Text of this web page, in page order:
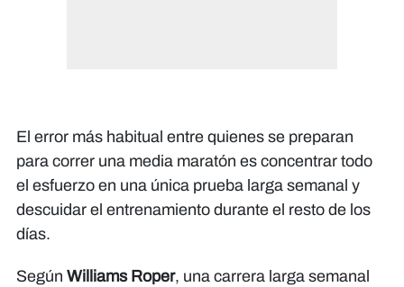
El error más habitual entre quienes se preparan
para correr una media maratón es concentrar todo
el esfuerzo en una única prueba larga semanal y
descuidar el entrenamiento durante el resto de los
días.
Según Williams Roper, una carrera larga semanal